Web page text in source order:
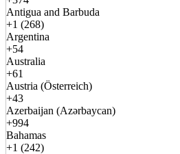
Antigua and Barbuda
+1 (268)
Argentina
+54
Australia
+61
Austria (Österreich)
+43
Azerbaijan (Azərbaycan)
+994
Bahamas
+1 (242)